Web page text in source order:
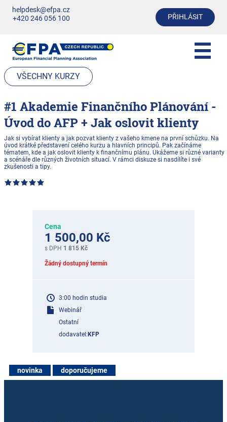
helpdesk@efpa.cz
+420 246 056 100
PŘIHLÁSIT
VŠECHNY KURZY
#1 Akademie Finančního Plánování -
Úvod do AFP + Jak oslovit klienty
Jak si vybírat klienty a jak pozvat klienty z vašeho kmene na první schůzku. Na
úvod krátké představení celého kurzu a hlavních principů. Pak začínáme
tématem, kde a jak oslovit klienty k finančnímu plánu. Ukážeme si různé varianty
a scénáře dle různých životních situací. V rámci diskuze si nasdílíte i své
zkušenosti a tipy.
novinka doporučujeme
Cena
1 500,00 Kč
s DPH 1 815 Kč
Žádný dostupný termín
3:00 hodin studia
Webinář
Ostatní
dodavatel: KFP